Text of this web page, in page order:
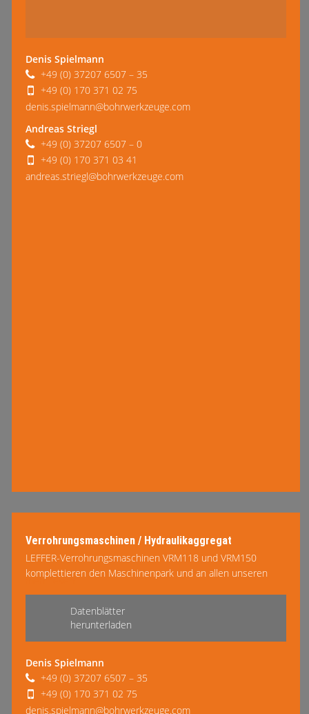
Denis Spielmann
+49 (0) 37207 6507 – 35
+49 (0) 170 371 02 75
denis.spielmann@bohrwerkzeuge.com
Andreas Striegl
+49 (0) 37207 6507 – 0
+49 (0) 170 371 03 41
andreas.striegl@bohrwerkzeuge.com
Verrohrungsmaschinen / Hydraulikaggregat
LEFFER-Verrohrungsmaschinen VRM118 und VRM150
komplettieren den Maschinenpark und an allen unseren
mehr lesen
Datenblätter
herunterladen
Denis Spielmann
+49 (0) 37207 6507 – 35
+49 (0) 170 371 02 75
denis.spielmann@bohrwerkzeuge.com